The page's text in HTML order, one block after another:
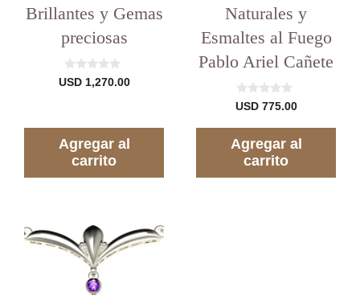
Brillantes y Gemas
preciosas
0
d
USD1,270.00
Agregar al
carrito
Naturales y
Esmaltes al Fuego
Pablo Ariel Cañete
0
d
USD775.00
Agregar al
carrito